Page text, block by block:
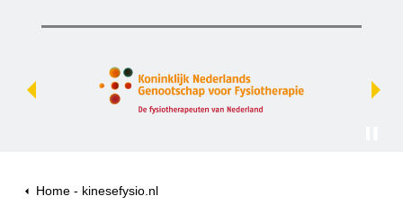
Previous Next
Home - kinesefysio.nl